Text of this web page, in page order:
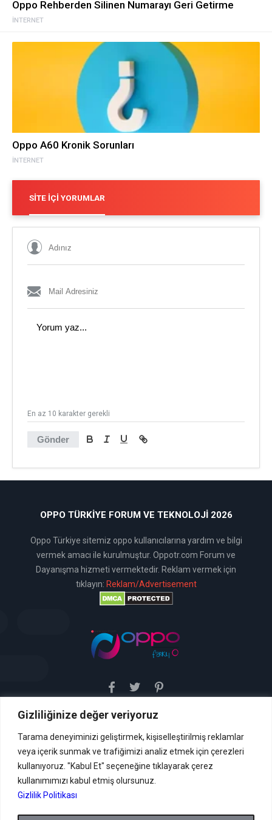
Gizliliğinize değer veriyoruz
Tarama deneyiminizi geliştirmek, kişiselleştirilmiş reklamlar
veya içerik sunmak ve trafiğimizi analiz etmek için çerezleri
kullanıyoruz. "Kabul Et" seçeneğine tıklayarak çerez
kullanımımızı kabul etmiş olursunuz.
Gizlilik Politikası
İNTERNET
Oppo Rehberden Silinen Numarayı Geri Getirme
İNTERNET
Oppo A60 Kronik Sorunları
SITE İÇI YORUMLAR
Gönder
En az 10 karakter gerekli
OPPO TÜRKIYE FORUM VE TEKNOLOJI 2026
Oppo Türkiye sitemiz oppo kullanıcılarına yardım ve bilgi
vermek amacı ile kurulmuştur. Oppotr.com Forum ve
Dayanışma hizmeti vermektedir. Reklam vermek için
tıklayın: Reklam/Advertisement
Sitemiz uyar / kaldır prensibini benimsemiştir. Sitemiz,
hizmetini vermektedir. Bu yasaya göre, Site yönetimi
hukuka aykırı içerikleri kontrol etme yükümlülüğü yoktur. Bu
nedenle, web sitemiz uyar / kaldır prensibini
benimsemiştir ve kullanmaktadır. (
İletişim
Formu Veya ( info[AT]caglaryildiz[DOT]net )